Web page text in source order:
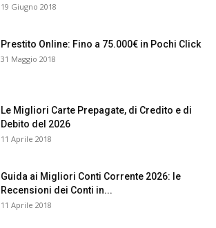
19 Giugno 2018
Prestito Online: Fino a 75.000€ in Pochi Click
31 Maggio 2018
Le Migliori Carte Prepagate, di Credito e di
Debito del 2026
11 Aprile 2018
Guida ai Migliori Conti Corrente 2026: le
Recensioni dei Conti in...
11 Aprile 2018